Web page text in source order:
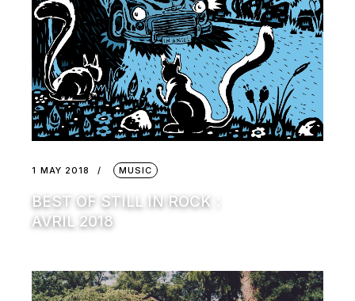
1 MAY 2018 MUSIC
BEST OF STILL IN ROCK :
AVRIL 2018